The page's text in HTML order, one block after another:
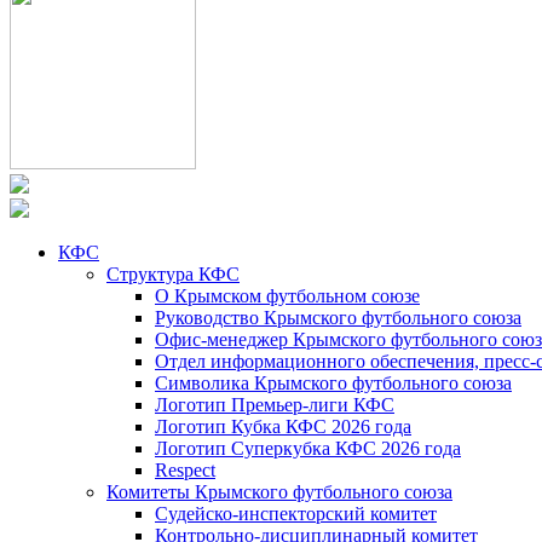
КФС
Структура КФС
О Крымском футбольном союзе
Руководство Крымского футбольного союза
Офис-менеджер Крымского футбольного
Отдел информационного обеспечения, пресс-
Символика Крымского футбольного союза
Логотип Премьер-лиги КФС
Логотип Кубка КФС 2026 года
Логотип Суперкубка КФС 2026 года
Respect
Комитеты Крымского футбольного союза
Судейско-инспекторский комитет
Контрольно-дисциплинарный комитет